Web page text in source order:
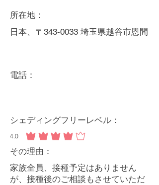
所在地：
日本、〒343-0033 埼玉県越谷市恩間
電話：
シェディングフリーレベル：
4.0
平均評価 4 /5
その理由：
家族全員、接種予定はありません
が、接種後のご相談もさせていただ